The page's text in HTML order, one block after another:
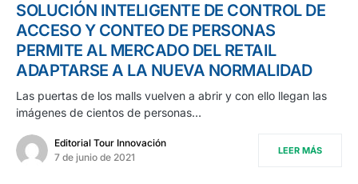
SOLUCIÓN INTELIGENTE DE CONTROL DE
ACCESO Y CONTEO DE PERSONAS
PERMITE AL MERCADO DEL RETAIL
ADAPTARSE A LA NUEVA NORMALIDAD
Las puertas de los malls vuelven a abrir y con ello llegan las
imágenes de cientos de personas…
Editorial Tour Innovación
7 de junio de 2021
LEER MÁS